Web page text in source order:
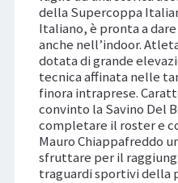
della Supercoppa
Italiano, è pronta a
anche nell’indoor.
dotata di grande
tecnica affinata nelle
finora intraprese.
convinto la Savino Del
completare il roster e
Mauro Chiappafreddo
sfruttare per il
traguardi sportivi della